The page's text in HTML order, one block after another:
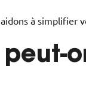
à